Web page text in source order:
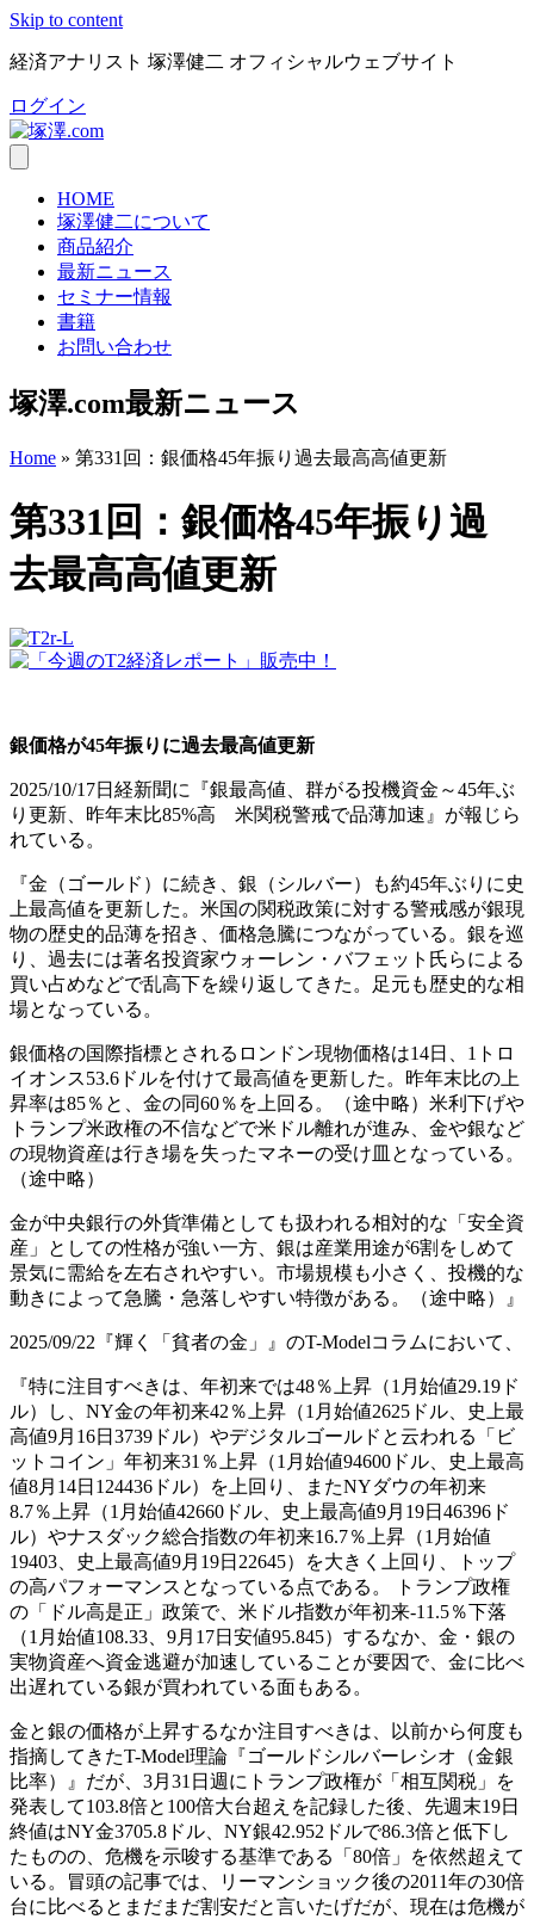
Skip to content
経済アナリスト 塚澤健二 オフィシャルウェブサイト
ログイン
HOME
塚澤健二について
商品紹介
最新ニュース
セミナー情報
書籍
お問い合わせ
塚澤.com最新ニュース
Home » 第331回：銀価格45年振り過去最高高値更新
第331回：銀価格45年振り過
去最高高値更新
銀価格が45年振りに過去最高値更新
2025/10/17日経新聞に『銀最高値、群がる投機資金～45年ぶ
り更新、昨年末比85%高 米関税警戒で品薄加速』が報じら
れている。
『金（ゴールド）に続き、銀（シルバー）も約45年ぶりに史
上最高値を更新した。米国の関税政策に対する警戒感が銀現
物の歴史的品薄を招き、価格急騰につながっている。銀を巡
り、過去には著名投資家ウォーレン・バフェット氏らによる
買い占めなどで乱高下を繰り返してきた。足元も歴史的な相
場となっている。
銀価格の国際指標とされるロンドン現物価格は14日、1トロ
イオンス53.6ドルを付けて最高値を更新した。昨年末比の上
昇率は85％と、金の同60％を上回る。（途中略）米利下げや
トランプ米政権の不信などで米ドル離れが進み、金や銀など
の現物資産は行き場を失ったマネーの受け皿となっている。
（途中略）
金が中央銀行の外貨準備としても扱われる相対的な「安全資
産」としての性格が強い一方、銀は産業用途が6割をしめて
景気に需給を左右されやすい。市場規模も小さく、投機的な
動きによって急騰・急落しやすい特徴がある。（途中略）』
2025/09/22『輝く「貧者の金」』のT-Modelコラムにおいて、
『特に注目すべきは、年初来では48％上昇（1月始値29.19ド
ル）し、NY金の年初来42％上昇（1月始値2625ドル、史上最
高値9月16日3739ドル）やデジタルゴールドと云われる「ビ
ットコイン」年初来31％上昇（1月始値94600ドル、史上最高
値8月14日124436ドル）を上回り、またNYダウの年初来
8.7％上昇（1月始値42660ドル、史上最高値9月19日46396ド
ル）やナスダック総合指数の年初来16.7％上昇（1月始値
19403、史上最高値9月19日22645）を大きく上回り、トップ
の高パフォーマンスとなっている点である。 トランプ政権
の「ドル高是正」政策で、米ドル指数が年初来-11.5％下落
（1月始値108.33、9月17日安値95.845）するなか、金・銀の
実物資産へ資金逃避が加速していることが要因で、金に比べ
出遅れている銀が買われている面もある。
金と銀の価格が上昇するなか注目すべきは、以前から何度も
指摘してきたT-Model理論『ゴールドシルバーレシオ（金銀
比率）』だが、3月31日週にトランプ政権が「相互関税」を
発表して103.8倍と100倍大台超えを記録した後、先週末19日
終値はNY金3705.8ドル、NY銀42.952ドルで86.3倍と低下し
たものの、危機を示唆する基準である「80倍」を依然超えて
いる。冒頭の記事では、リーマンショック後の2011年の30倍
台に比べるとまだまだ割安だと言いたげだが、現在は危機が